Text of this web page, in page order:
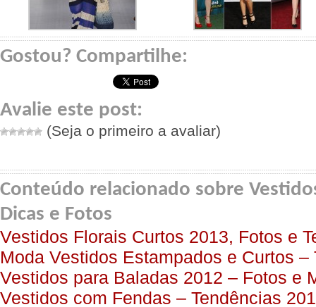
Gostou? Compartilhe:
Avalie este post:
(Seja o primeiro a avaliar)
Conteúdo relacionado sobre
Dicas e Fotos
Vestidos Florais Curtos 2013, Fotos e
Moda Vestidos Estampados e Curtos –
Vestidos para Baladas 2012 – Fotos e
Vestidos com Fendas – Tendências